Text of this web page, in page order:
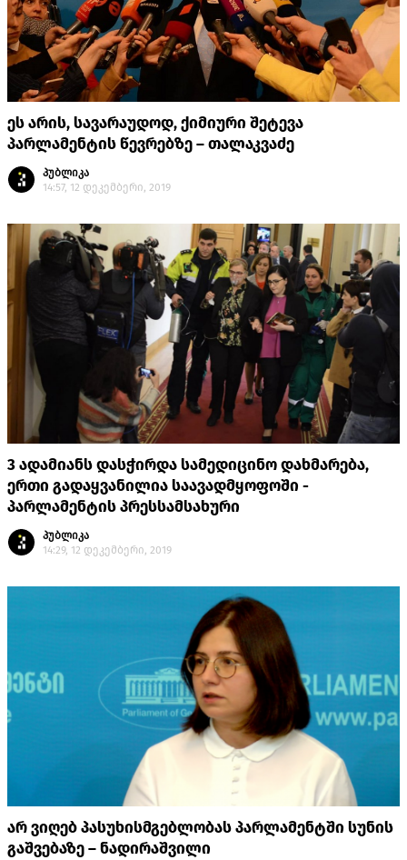
ეს არის, სავარაუდოდ, ქიმიური შეტევა
პარლამენტის წევრებზე – თალაკვაძე
პუბლიკა
14:57, 12 დეკემბერი, 2019
3 ადამიანს დასჭირდა სამედიცინო დახმარება,
ერთი გადაყვანილია საავადმყოფოში -
პარლამენტის პრესსამსახური
პუბლიკა
14:29, 12 დეკემბერი, 2019
არ ვიღებ პასუხისმგებლობას პარლამენტში სუნის
გაშვებაზე – ნადირაშვილი